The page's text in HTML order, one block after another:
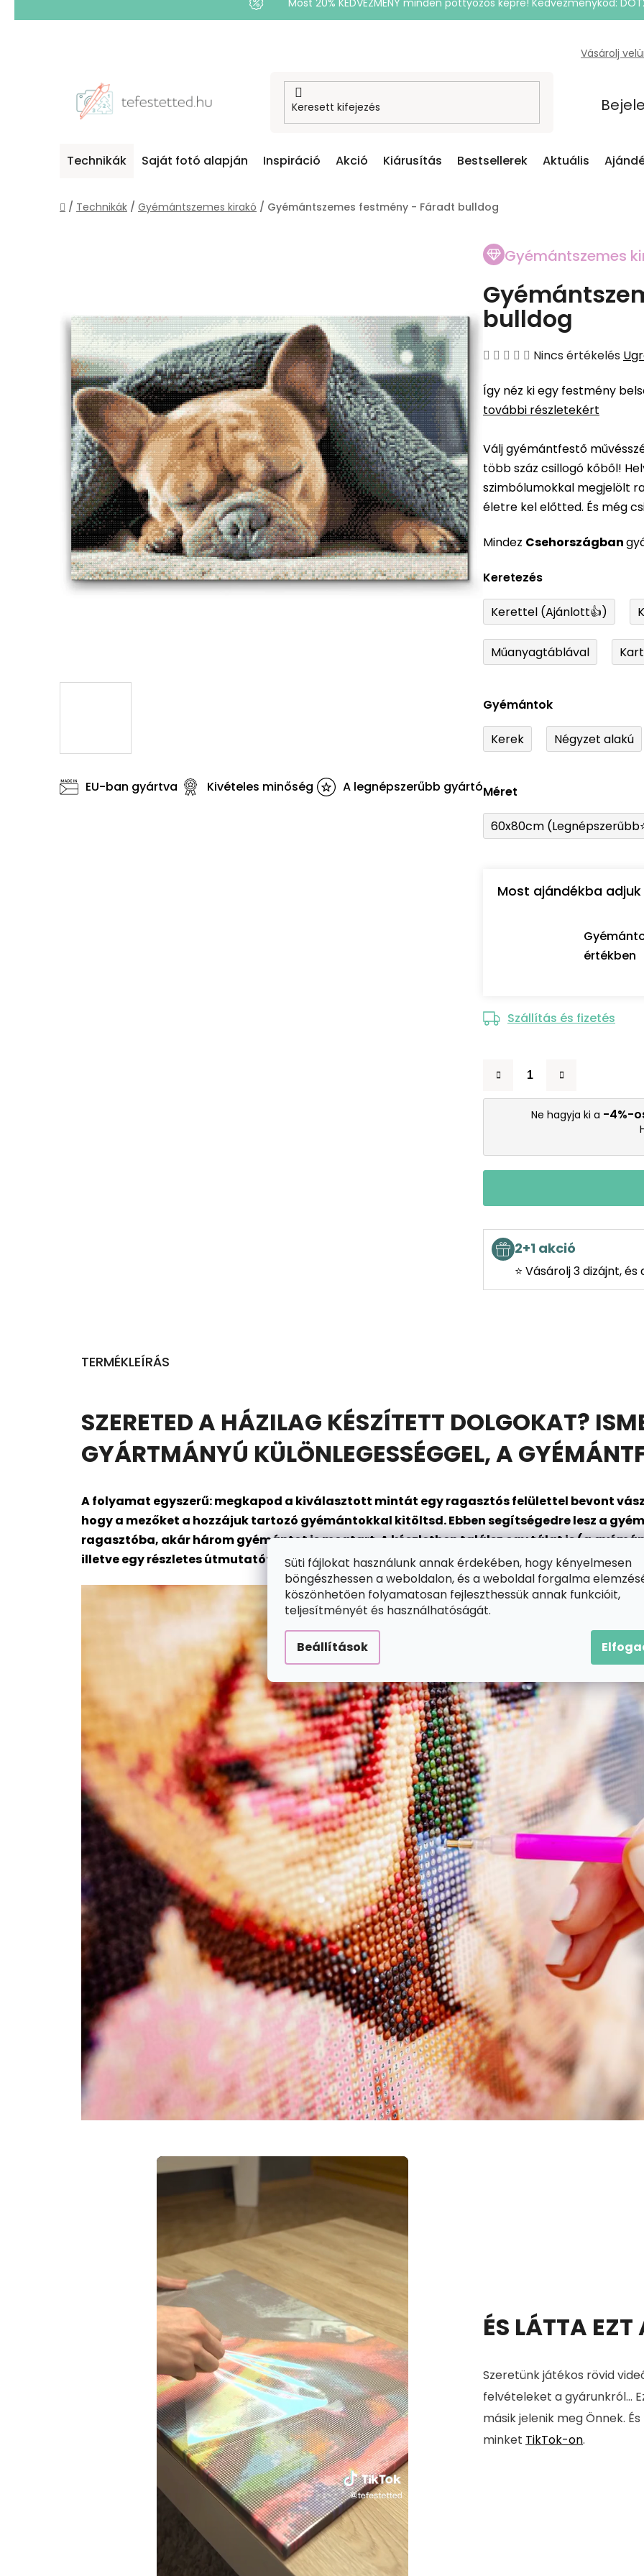
Süti fájlokat használunk annak érdekében, hogy kényelmesen
böngészhessen a weboldalon, és a weboldal forgalma
köszönhetően folyamatosan fejleszthessük annak funkcióit,
teljesítményét és használhatóságát.
Beállítások
Most 20% KEDVEZMÉNY minden pöttyözős képre! Kedvezménykód:
Vásárolj
Technikák Saját fotó alapján Inspiráció Akció Kiárusítás Bestsellerek Aktuális
Kezdőlap
/ Technikák / Gyémántszemes kirakó / Gyémántszemes festmény - Fáradt bulldog
Gyémántszemes
bulldog
A
átlagos
értékelése
ből
0,0
csillag.
Nincs értékelés
Így néz ki egy festmény
további részletekért
Válj gyémántfestő
több száz csillogó kőből!
szimbólumokkal megjelölt
életre kel előtted. És még
Mindez Csehországban
Keretezés
Kerettel (Ajánlott👍)
Műanyagtáblával
Gyémántok
Kerek Négyzet alakú
Méret
60x80cm
Most ajándékba
értékben
Szállítás és fizetés
Ne hagyja ki a -4%-
2+1 akció
⭐ Vásárolj 3 dizájnt,
EU-ban gyártva Kivételes minőség A legnépszerűbb gyártó
TERMÉKLEÍRÁS
SZERETED A HÁZILAG KÉSZÍTETT DOLGOKAT?
GYÁRTMÁNYÚ KÜLÖNLEGESSÉGGEL, A
A folyamat egyszerű: megkapod a kiválasztott mintát egy ragasztós felülettel bevont
hogy a mezőket a hozzájuk tartozó gyémántokkal kitöltsd. Ebben segítségedre lesz a
ragasztóba, akár három gyémántot is megtart. A készletben találsz egy tálat is (a
illetve egy részletes útmutatót is. Készen állsz arra, hogy belépj a szórakozás csillogó
ÉS LÁTTA
Szeretünk játékos rövid
felvételeket a gyárunkról...
másik jelenik meg Önnek.
minket TikTok-on.